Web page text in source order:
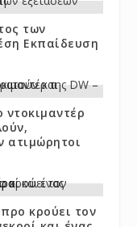
των
Εκπαίδευση
ντοκιμαντέρ
ατιμώρητοι
κρούει τον